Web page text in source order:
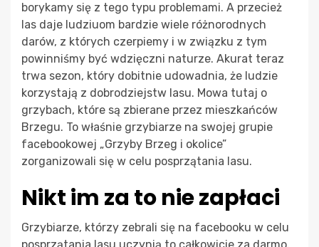
borykamy się z tego typu problemami. A przecież
las daje ludziuom bardzie wiele różnorodnych
darów, z których czerpiemy i w związku z tym
powinniśmy być wdzięczni naturze. Akurat teraz
trwa sezon, który dobitnie udowadnia, że ludzie
korzystają z dobrodziejstw lasu. Mowa tutaj o
grzybach, które są zbierane przez mieszkańców
Brzegu. To właśnie grzybiarze na swojej grupie
facebookowej „Grzyby Brzeg i okolice”
zorganizowali się w celu posprzątania lasu.
Nikt im za to nie zapłaci
Grzybiarze, którzy zebrali się na facebooku w celu